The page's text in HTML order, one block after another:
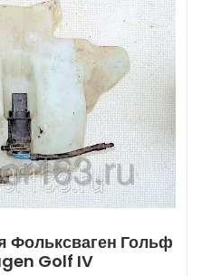
Фольксваген Гольф
Golf IV